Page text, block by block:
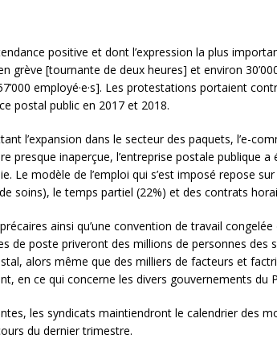
positive et dont l’expression la plus
grève [tournante de deux heures] et environ
employé·e·s]. Les protestations portaient
postal public en 2017 et 2018.
l’expansion dans le secteur des paquets, l’e-
presque inaperçue, l’entreprise postale publique
Le modèle de l’emploi qui s’est imposé repose
soins), le temps partiel (22%) et des contrats
ainsi qu’une convention de travail
de poste priveront des millions de personnes des
alors même que des milliers de facteurs et
en ce qui concerne les divers gouvernements du
les syndicats maintiendront le calendrier des
du dernier trimestre.